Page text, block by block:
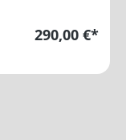
290,00 €*